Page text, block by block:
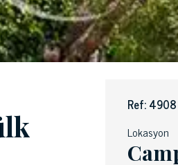
Ref: 4908
Lokasyon